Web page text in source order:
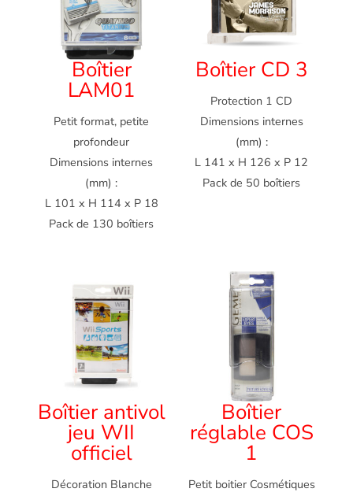
Boîtier
LAM01
Petit format, petite
profondeur
Dimensions internes
(mm) :
L 101 x H 114 x P 18
Pack de 130 boîtiers
Boîtier CD 3
Protection 1 CD
Dimensions internes
(mm) :
L 141 x H 126 x P 12
Pack de 50 boîtiers
Boîtier antivol
jeu WII
officiel
Décoration Blanche
Boîtier
réglable COS
1
Petit boitier Cosmétiques